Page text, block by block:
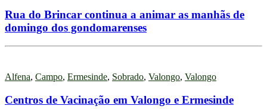
Rua do Brincar continua a animar as manhãs de
domingo dos gondomarenses
Alfena, Campo, Ermesinde, Sobrado, Valongo, Valongo
Centros de Vacinação em Valongo e Ermesinde